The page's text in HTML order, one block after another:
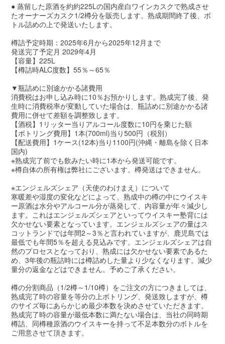
● 蒸留した原酒を約約225Lの国内産白ワインカスクで熟成させ
たオーナーズカスク1/2樽分を販売します。熟成期間終了後、ボ
トル詰めの上で発送いたします。
樽詰予定時期：2025年6月から2025年12月まで
発送完了予定月 2029年4月
【容量】225L
【樽詰時ALC度数】55％～65％
▼瓶詰めに別途かかる諸費用
消費税はお申し込み時に10％お預かりします。熟成完了後、発
生時に消費税率が変動していた場合は、瓶詰めに別途かかる諸
費用に併せて差額を調整致します。
【酒税】1リッター当りアルコール度数に10円を乗じた額
【ボトリング費用】1本(700ml)当り500円（税別）
【配送費用】1ケース(12本)当り1100円(沖縄・離島を除く日本
国内)
※熟成完了前でも飲みたい時に1本から発送可能です。
※樽自体の所有権は弊社にございます。樽発送はできません。
※エンジェルズシェア（天使のわけまえ）について
寒暖差や湿度の変化などによって、熟成中の樽の中にウイスキ
ー原酒は水分やアルコール分が蒸発して、内容量が年々減少し
ます。これはエンジェルズシェアといってウイスキー塾背には
欠かせない要素となっています。エンジェルズシェアの量はス
コットランドでは年間2～3％と言われていますが、鹿児島では
最低でも年間5％を超える見込みです。エンジェルズシェアは自
然のプロセスとなっており、熟成には欠かせない要素であるた
め、3年後の瓶詰時には樽詰めした量より少なくなります。減少
量分の返金などはできません。予めご了承ください。
樽の分割商品（1/2樽～1/10樽）をご注文の方につきましては、
熟成完了時の容量を等分の上ボトリング、発送致しますが、樽
のサイズ毎にあらかじめ最少本数を決めさせていただきます。
熟成完了時の容量が最低本数に満たない場合は、当社の同時期
樽詰、同樽種原酒のウイスキーを持って不足本数分のボトルを
ご用意させて頂きます。